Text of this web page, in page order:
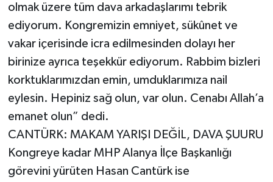
olmak üzere tüm dava arkadaşlarımı tebrik
ediyorum. Kongremizin emniyet, sükûnet ve
vakar içerisinde icra edilmesinden dolayı her
birinize ayrıca teşekkür ediyorum. Rabbim bizleri
korktuklarımızdan emin, umduklarımıza nail
eylesin. Hepiniz sağ olun, var olun. Cenabı Allah’a
emanet olun” dedi.
CANTÜRK: MAKAM YARIŞI DEĞİL, DAVA ŞUURU
Kongreye kadar MHP Alanya İlçe Başkanlığı
görevini yürüten Hasan Cantürk ise